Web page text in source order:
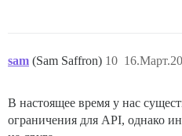
sam (Sam Saffron) 10
В настоящее время у нас
ограничения для API, однако